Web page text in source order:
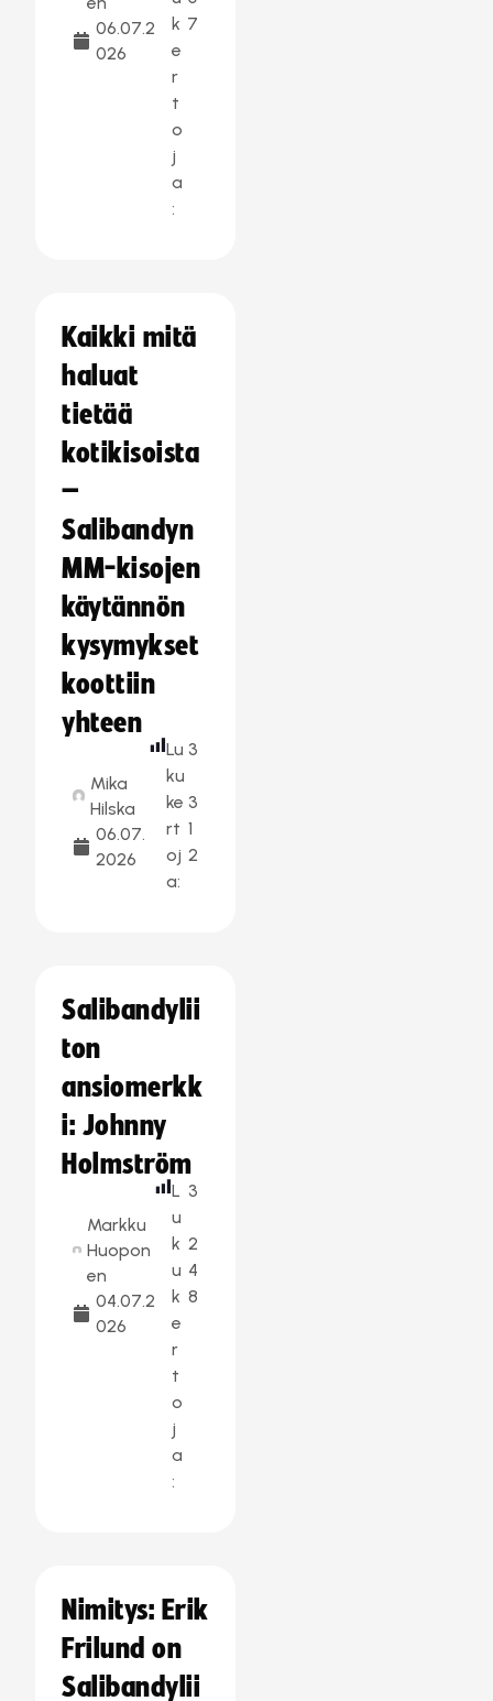
06.07.2
026
k
e
r
t
o
j
a
:
7
Kaikki mitä
haluat
tietää
kotikisoista
–
Salibandyn
MM-kisojen
käytännön
kysymykset
koottiin
yhteen
Mika
Hilska
06.07.
2026
Lu
ku
ke
rt
oj
a:
3
3
1
2
Salibandylii
ton
ansiomerkk
i: Johnny
Holmström
Markku
Huopon
en
04.07.2
026
L
u
k
u
k
e
r
t
o
j
a
:
3
2
4
8
Nimitys: Erik
Frilund on
Salibandylii